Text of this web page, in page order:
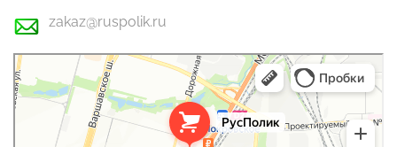
zakaz@ruspolik.ru
РусПолик
Оргстекло, поликарбонат в Москве
Строительные и отделочные работы в Москве